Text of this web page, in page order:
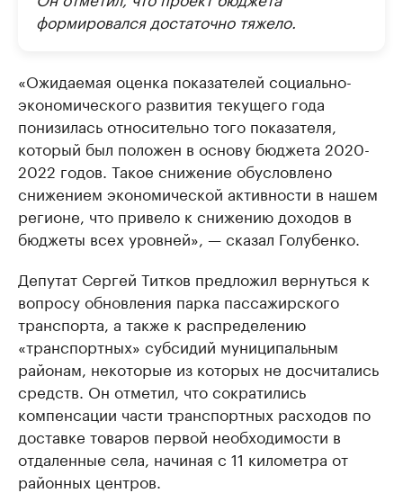
формировался достаточно тяжело.
«Ожидаемая оценка показателей социально-
экономического развития текущего года
понизилась относительно того показателя,
который был положен в основу бюджета 2020-
2022 годов. Такое снижение обусловлено
снижением экономической активности в нашем
регионе, что привело к снижению доходов в
бюджеты всех уровней», — сказал Голубенко.
Депутат Сергей Титков предложил вернуться к
вопросу обновления парка пассажирского
транспорта, а также к распределению
«транспортных» субсидий муниципальным
районам, некоторые из которых не досчитались
средств. Он отметил, что сократились
компенсации части транспортных расходов по
доставке товаров первой необходимости в
отдаленные села, начиная с 11 километра от
районных центров.